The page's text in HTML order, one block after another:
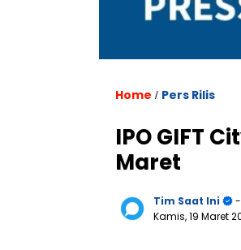
Home / Pers Rilis
IPO GIFT
Maret
Tim Saat Ini
Kamis, 19 Maret